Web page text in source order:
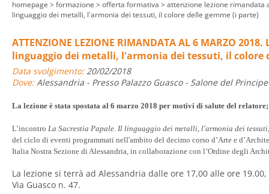
homepage > formazione > offerta formativa > attenzione lezione rimandata
linguaggio dei metalli, l'armonia dei tessuti, il colore delle gemme (i parte)
ATTENZIONE LEZIONE RIMANDATA AL 6 MARZO
linguaggio dei metalli, l'armonia dei tessuti, il colore
Data svolgimento:20/02/2018
Dove:Alessandria - Presso Palazzo Guasco - Salone del
La lezione è stata spostata al 6 marzo 2018 per motivi di salute del
L’incontro La Sacrestia Papale. Il linguaggio dei metalli, l'armonia dei
del ciclo di eventi programmati nell'ambito del decimo corso d’Arte e
Italia Nostra Sezione di Alessandria, in collaborazione con l’Ordine degli
La lezione si terrà ad Alessandria dalle ore 17,00 alle ore
Via Guasco n. 47.